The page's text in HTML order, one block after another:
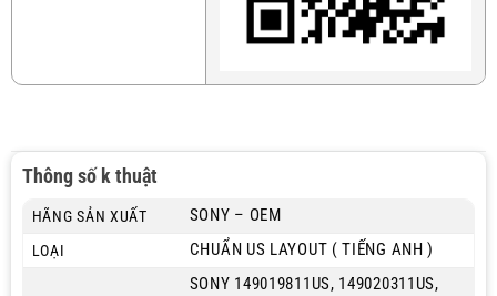
Thông số k thuật
HÃNG SẢN XUẤT SONY – OEM
LOẠI
CHUẨN US LAYOUT ( TIẾNG ANH )
SONY 149019811US, 149020311US,